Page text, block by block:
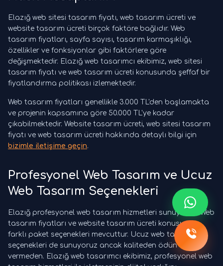
Elazığ web sitesi tasarım fiyatı, web tasarım ücreti ve
website tasarım ücreti birçok faktöre bağlıdır. Web
tasarım fiyatları, sayfa sayısı, tasarım karmaşıklığı,
özellikler ve fonksiyonlar gibi faktörlere göre
değişmektedir. Elazığ web tasarımcı ekibimiz, web sitesi
tasarım fiyatı ve web tasarım ücreti konusunda şeffaf bir
fiyatlandırma politikası izlemektedir.
Web tasarım fiyatları genellikle 3.000 TL'den başlamakta
ve projenin kapsamına göre 50.000 TL'ye kadar
çıkabilmektedir. Website tasarım ücreti, web sitesi tasarım
fiyatı ve web tasarım ücreti hakkında detaylı bilgi için
bizimle iletişime geçin.
Profesyonel Web Tasarım ve Ucuz
Web Tasarım Seçenekleri
Elazığ profesyonel web tasarım hizmetleri sunuyoruz. Web
tasarım fiyatları ve website tasarım ücreti konusunda
farklı paket seçenekleri mevcuttur. Ucuz web tasarım
seçenekleri de sunuyoruz ancak kaliteden ödün
vermeden. Elazığ web tasarımcı ekibimiz, profesyonel web